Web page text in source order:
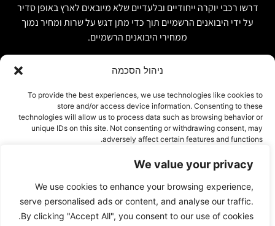
We value your privacy
We use cookies to enhance your browsing experience,
serve personalised ads or content, and analyse our traffic.
By clicking "Accept All", you consent to our use of cookies.
ניהול הסכמה
To provide the best experiences, we use technologies like cookies to
store and/or access device information. Consenting to these
technologies will allow us to process data such as browsing behavior or
unique IDs on this site. Not consenting or withdrawing consent, may
adversely affect certain features and functions.
דחייה
דרשו רכבי יוקרה ייחודיים ובלעדיים שלא מיובאים לארץ באופן סדיר
על ידי היבואנים הרשמיים תוך כדי מתן דגש על שרות ומחיר נמוך
ממחירי היבואנים הרשמיים.
אודות
יבוא אישי ויבוא מקביל
טרייד אין ומשומשות
רכבים למכירה במלאי
צור קשר
עמוד פרטיות
074-7408590
office@luxury-motors.co.il